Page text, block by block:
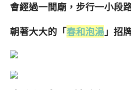
會經過一間廟，步行一小段
朝著大大的「春和泡湯 」招